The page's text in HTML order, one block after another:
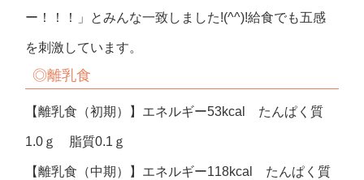
ー！！！」とみんな一致しました!(^^)!給食でも五感
を刺激しています。
◎離乳食
【離乳食（初期）】エネルギー53kcal たんぱく質
1.0ｇ 脂質0.1ｇ
【離乳食（中期）】エネルギー118kcal たんぱく質